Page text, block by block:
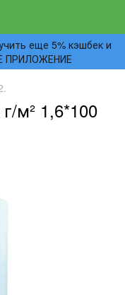
еще 5% кэшбек и
ПРИЛОЖЕНИЕ
м² 1,6*100